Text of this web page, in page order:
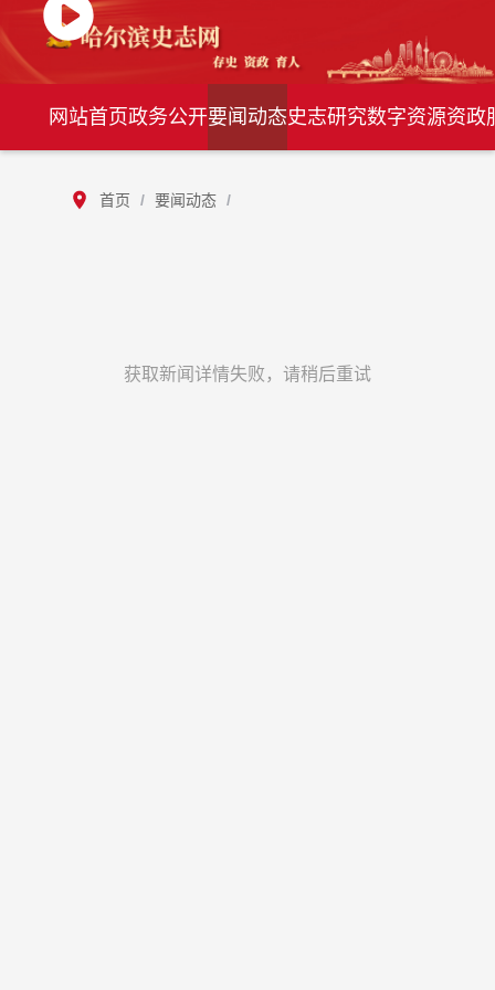
网站首页政务公开要闻动态史志研究数字资源资政
首页 / 要闻动态 /
获取新闻详情失败，请稍后重试